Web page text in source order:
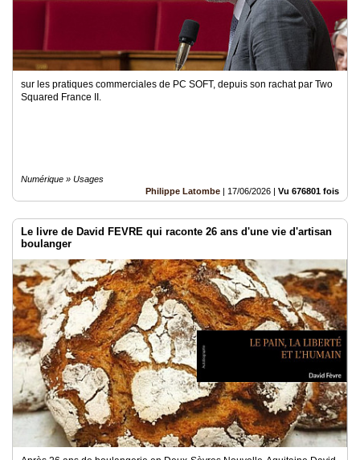
sur les pratiques commerciales de PC SOFT, depuis son rachat par Two
Squared France II.
Numérique » Usages
Philippe Latombe | 17/06/2026 | Vu 676801 fois
Le livre de David FEVRE qui raconte 26 ans d'une vie d'artisan
boulanger